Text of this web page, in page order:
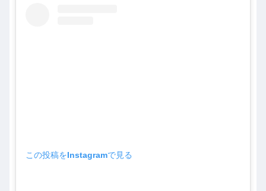
この投稿をInstagramで見る